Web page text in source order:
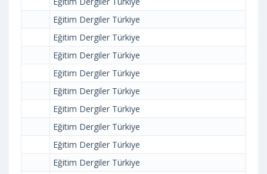
Eğitim Dergiler Türkiye
Eğitim Dergiler Türkiye
Eğitim Dergiler Türkiye
Eğitim Dergiler Türkiye
Eğitim Dergiler Türkiye
Eğitim Dergiler Türkiye
Eğitim Dergiler Türkiye
Eğitim Dergiler Türkiye
Eğitim Dergiler Türkiye